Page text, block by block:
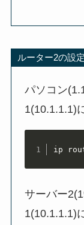
ルーター2の設定
パソコン
1(10.1.1.1)
ip
サーバー
1(10.1.1.1)